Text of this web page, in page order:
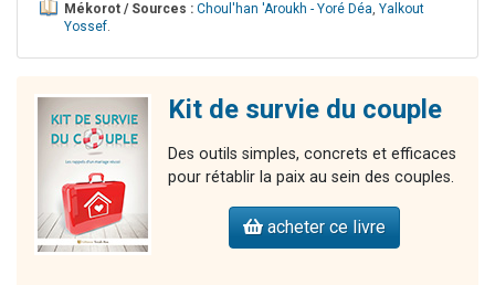
Mékorot / Sources : Choul'han 'Aroukh - Yoré Déa, Yalkout
Yossef.
Kit de survie du couple
Des outils simples, concrets et efficaces
pour rétablir la paix au sein des couples.
acheter ce livre